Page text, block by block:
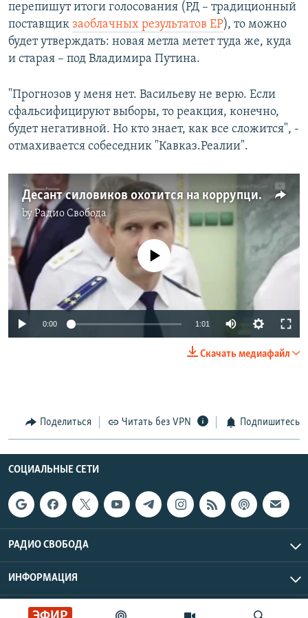
перепишут итоги голосования (РД – традиционный
поставщик заоблачных результатов ЕР), то можно
будет утверждать: новая метла метет туда же, куда
и старая – под Владимира Путина.
"Прогнозов у меня нет. Васильеву не верю. Если
сфальсифицируют выборы, то реакция, конечно,
будет негативной. Но кто знает, как все сложится", -
отмахивается собеседник "Кавказ.Реалии".
Десант силовиков охотится на коррупционеров в Дагестане
byРадио Свобода
No media source currently available
0:00 1:01
Скачать медиафайл
Поделиться Читать без VPN Подпишитесь
СОЦИАЛЬНЫЕ СЕТИ
РАДИО СВОБОДА
ИНФОРМАЦИЯ
Радио Свобода © 2026 RFE/RL, Inc. | Все права защищены.